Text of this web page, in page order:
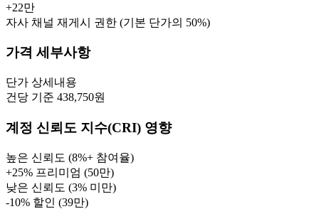
+22만
자사 채널 재게시 권한 (기본 단가의 50%)
가격 세부사항
단가 상세내용
건당 기준 438,750원
계정 신뢰도 지수(CRI) 영향
높은 신뢰도 (8%+ 참여율)
+25% 프리미엄 (50만)
낮은 신뢰도 (3% 미만)
-10% 할인 (39만)